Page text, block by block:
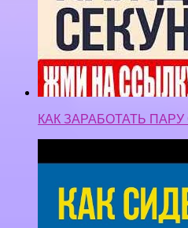
КАК ЗАРАБОТАТЬ